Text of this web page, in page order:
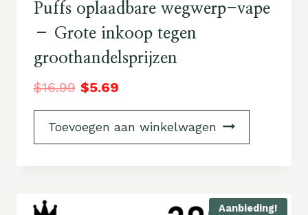
Puffs oplaadbare wegwerp-vape
– Grote inkoop tegen
groothandelsprijzen
$16.99 $5.69
Toevoegen aan winkelwagen
Aanbieding!